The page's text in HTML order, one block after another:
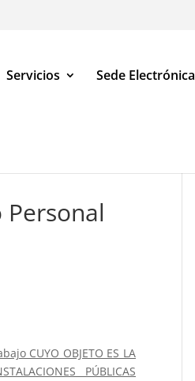
Servicios Sede Electrónica
Personal
CUYO OBJETO ES LA
PÚBLICAS